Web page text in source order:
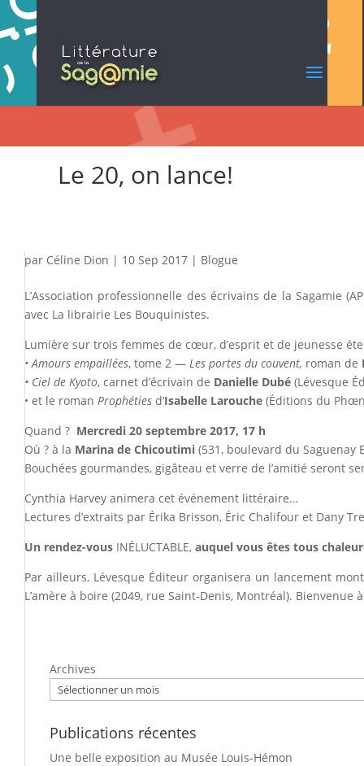
Le 20, on lance!
par Céline Dion | 10 Sep 2017 | Blogue
L’Association professionnelle des écrivains de la Sagamie
avec La librairie Les Bouquinistes.
Lumière sur trois femmes de cœur, d’esprit et de jeunesse
• Amours empaillées, tome 2 — Les portes du couvent, roman de
• Ciel de Kyoto, carnet d’écrivain de Danielle Dubé (Lévesque
• et le roman Prophéties d’Isabelle Larouche (Éditions du
Quand ? Mercredi 20 septembre 2017, 17 h
Où ? à la Marina de Chicoutimi (531, boulevard du Saguenay
Bouchées gourmandes, gigâteau et verre de l’amitié seront
Cynthia Harvey animera cet événement littéraire…
Lectures d’extraits par Érika Brisson, Éric Chalifour et Dany
Un rendez-vous INÉLUCTABLE, auquel vous êtes tous
Par ailleurs, Lévesque Éditeur organisera un lancement
L’amère à boire (2049, rue Saint-Denis, Montréal). Bienvenue
Archives
Publications récentes
Une belle exposition au Musée Louis-Hémon